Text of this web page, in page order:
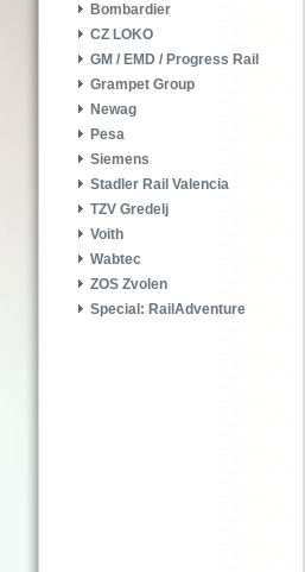
Bombardier
CZ LOKO
GM / EMD / Progress Rail
Grampet Group
Newag
Pesa
Siemens
Stadler Rail Valencia
TZV Gredelj
Voith
Wabtec
ZOS Zvolen
Special: RailAdventure